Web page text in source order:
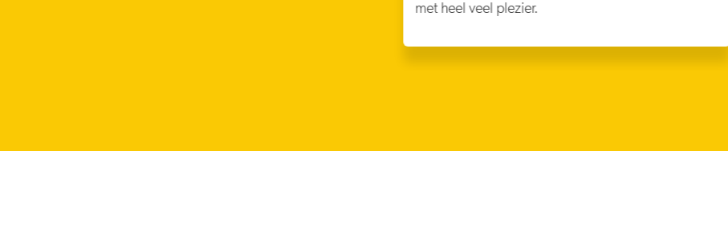
met heel veel plezier.